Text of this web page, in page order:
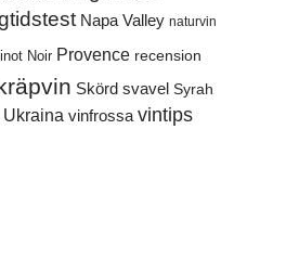
Napa Valley naturvin
Noir Provence recension
Skörd svavel Syrah
Ukraina vinfrossa vintips